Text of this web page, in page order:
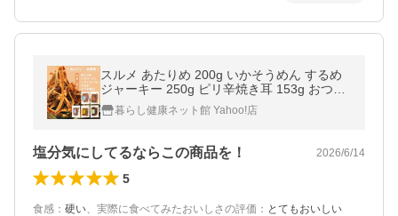
スルメ あたりめ 200g いかそうめん するめ
ジャーキー 250g ピリ辛焼き耳 153g おつま
み イカ 珍味 いか おつまみ珍味 つまみ 酒 *
(メール便)
暮らし健康ネット館 Yahoo!店
塩分気にしてるならこの商品を！ 2026/6/14
5
食感 ： 硬い、 実際に食べてみたおいしさの評価 ： とてもおいしい